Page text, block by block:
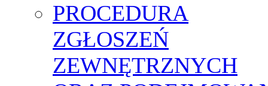
PROCEDURA
ZGŁOSZEŃ
ZEWNĘTRZNYCH